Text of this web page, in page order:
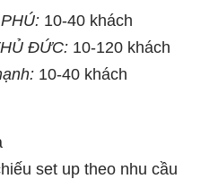
10-40 khách
ĐỨC: 10-120 khách
10-40 khách
set up theo nhu cầu